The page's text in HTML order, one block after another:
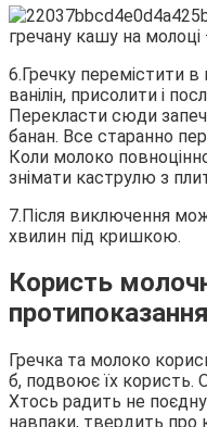
6.Гречку перемістити
ванілін, присолити і
Перекласти сюди
банан. Все старанно
Коли молоко
знімати каструлю з
7.Після виключення
хвилин під кришкою.
Користь
Гречка та молоко
б, подвоює їх користь.
Хтось радить не
навпаки, твердить про